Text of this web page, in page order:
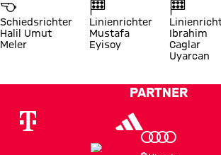
Schiedsrichter
Halil Umut
Meler
Linienrichter
Mustafa
Eyisoy
Ibrahim
Caglar
Uyarcan
PARTNER